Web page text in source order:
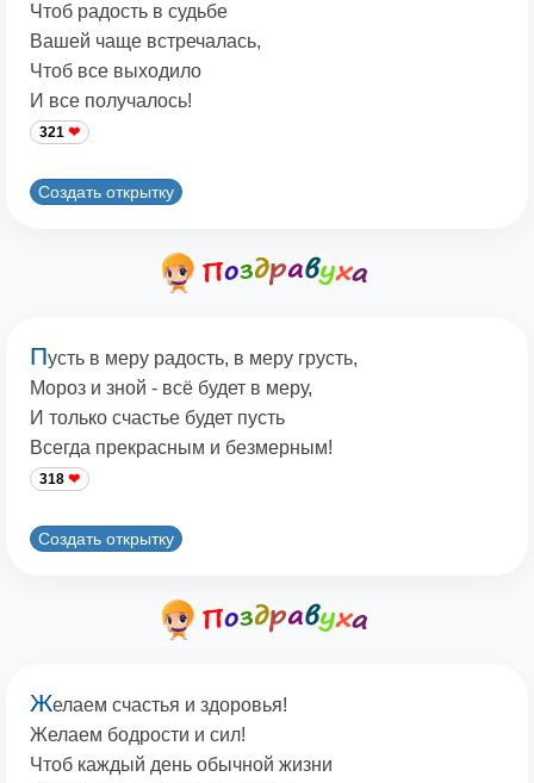
Чтоб радость в судьбе
Вашей чаще встречалась,
Чтоб все выходило
И все получалось!
321
Создать открытку
Пусть в меру радость, в меру грусть,
Мороз и зной - всё будет в меру,
И только счастье будет пусть
Всегда прекрасным и безмерным!
318
Создать открытку
Желаем счастья и здоровья!
Желаем бодрости и сил!
Чтоб каждый день обычной жизни